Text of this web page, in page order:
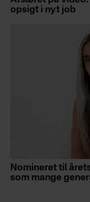
opsigt i nyt job
Nomineret til
som mange